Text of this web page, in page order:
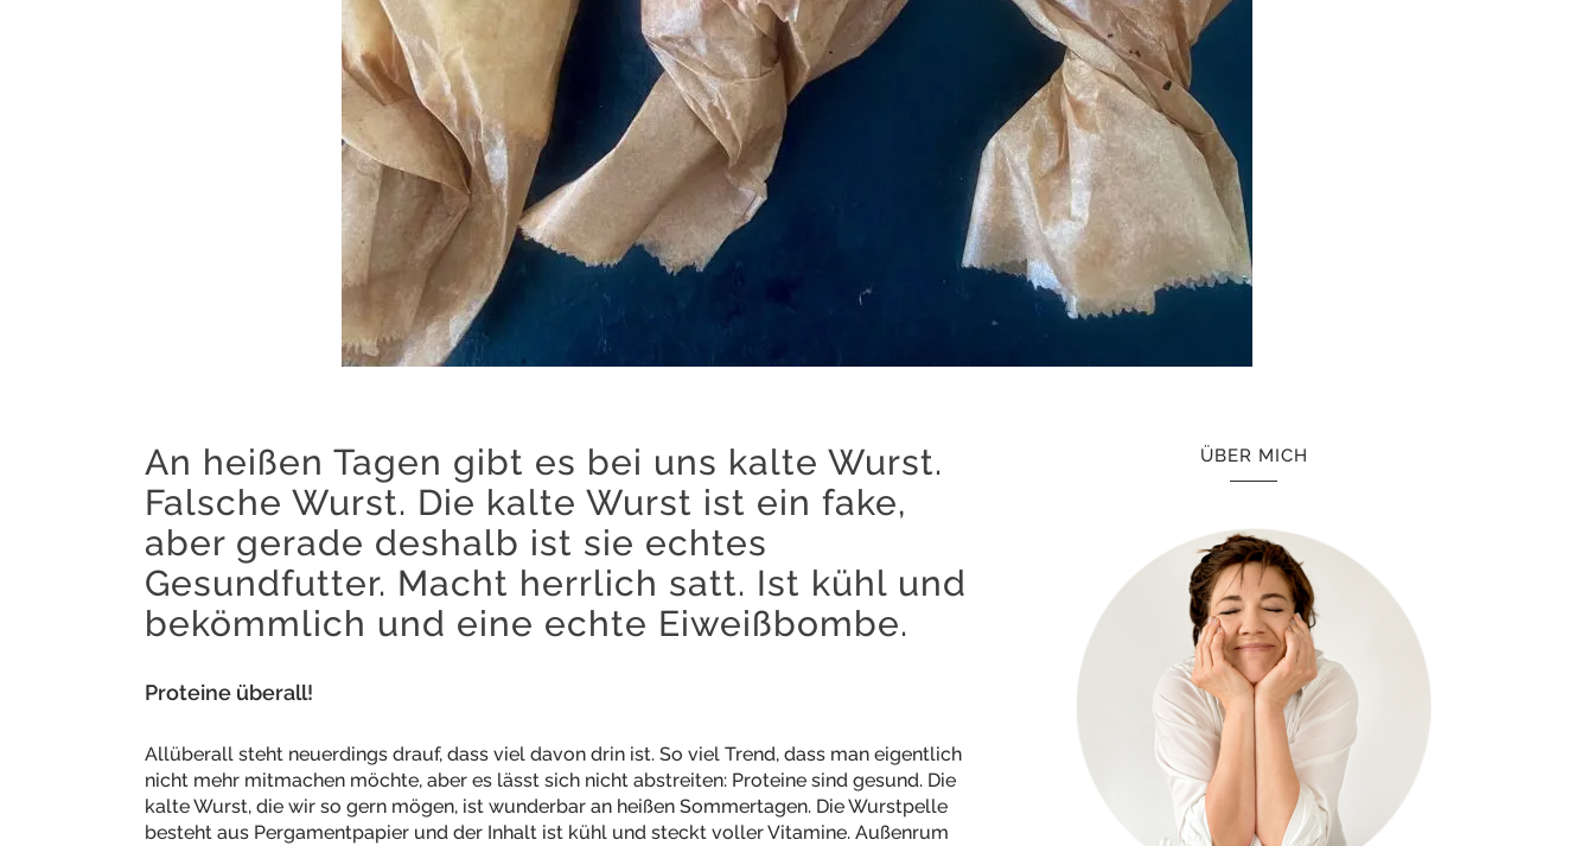
An heißen Tagen gibt es bei uns kalte Wurst.
Falsche Wurst. Die kalte Wurst ist ein fake,
aber gerade deshalb ist sie echtes
Gesundfutter. Macht herrlich satt. Ist kühl und
bekömmlich und eine echte Eiweißbombe.
Proteine überall!
Allüberall steht neuerdings drauf, dass viel davon drin ist. So viel Trend, dass man eigentlich
nicht mehr mitmachen möchte, aber es lässt sich nicht abstreiten: Proteine sind gesund. Die
kalte Wurst, die wir so gern mögen, ist wunderbar an heißen Sommertagen. Die Wurstpelle
besteht aus Pergamentpapier und der Inhalt ist kühl und steckt voller Vitamine. Außenrum
ÜBER MICH